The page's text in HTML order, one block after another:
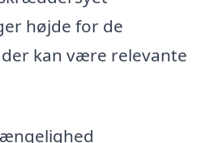
højde for de
kan være relevante